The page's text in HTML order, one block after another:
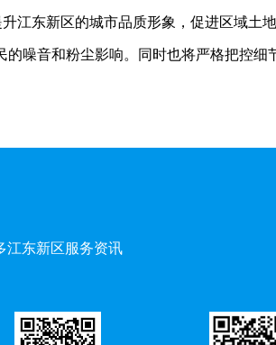
江东新区的城市品质形象，促进区域土地
噪音和粉尘影响。同时也将严格把控
江东新区服务资讯